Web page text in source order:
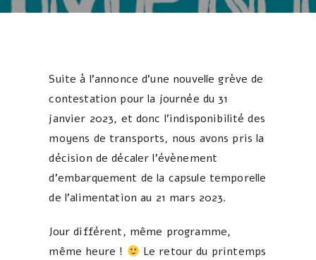
Suite à l’annonce d’une nouvelle grève de
contestation pour la journée du 31
janvier 2023, et donc l’indisponibilité des
moyens de transports, nous avons pris la
décision de décaler l’évènement
d’embarquement de la capsule temporelle
de l’alimentation au 21 mars 2023.
Jour différent, même programme,
même heure !
Le retour du printemps